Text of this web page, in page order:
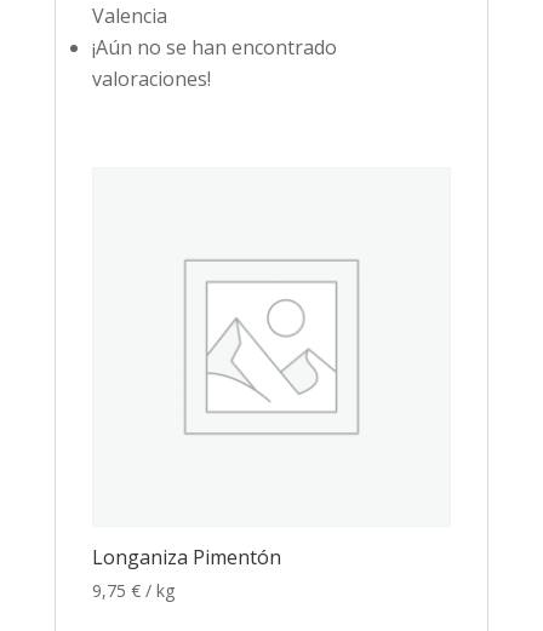
Valencia
¡Aún no se han encontrado
valoraciones!
Longaniza Pimentón
9,75 € / kg